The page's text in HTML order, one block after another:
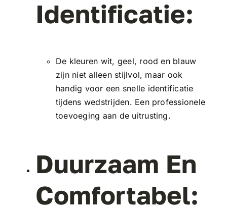
Identificatie:
De kleuren wit, geel, rood en blauw
zijn niet alleen stijlvol, maar ook
handig voor een snelle identificatie
tijdens wedstrijden. Een professionele
toevoeging aan de uitrusting.
Duurzaam En
Comfortabel: